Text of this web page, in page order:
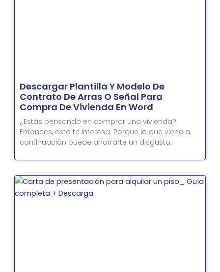
Descargar Plantilla Y Modelo De
Contrato De Arras O Señal Para
Compra De Vivienda En Word
¿Estás pensando en comprar una vivienda?
Entonces, esto te interesa. Porque lo que viene a
continuación puede ahorrarte un disgusto,